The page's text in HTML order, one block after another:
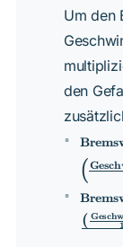
Um den
den
(
(